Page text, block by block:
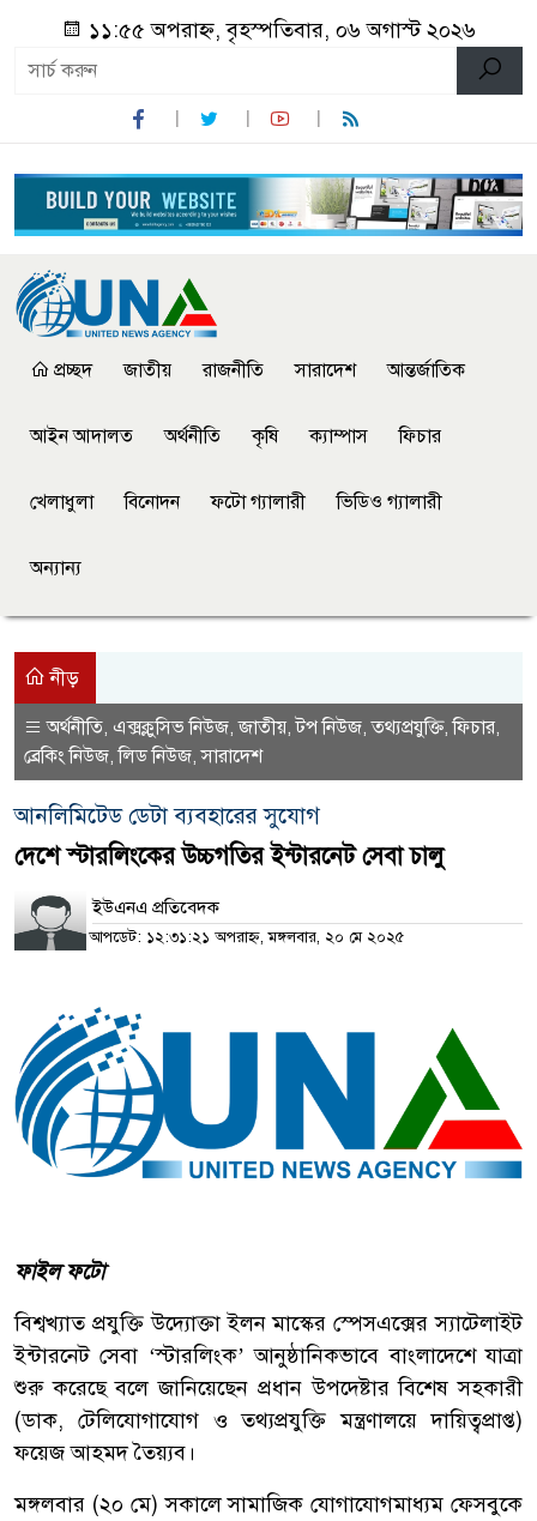
১১:৫৫ অপরাহ্ন, বৃহস্পতিবার, ০৬ অগাস্ট ২০২৬
প্রচ্ছদ জাতীয় রাজনীতি সারাদেশ আন্তর্জাতিক
আইন আদালত অর্থনীতি কৃষি ক্যাম্পাস ফিচার
খেলাধুলা বিনোদন ফটো গ্যালারী ভিডিও গ্যালারী
অন্যান্য
নীড়
অর্থনীতি, এক্সক্লুসিভ নিউজ,জাতীয়,টপ নিউজ,তথ্যপ্রযুক্তি,ফিচার,
ব্রেকিং নিউজ,লিড নিউজ,সারাদেশ
আনলিমিটেড ডেটা ব্যবহারের সুযোগ
দেশে স্টারলিংকের উচ্চগতির ইন্টারনেট সেবা চালু
ইউএনএ প্রতিবেদক
আপডেট: ১২:৩১:২১ অপরাহ্ন, মঙ্গলবার, ২০ মে ২০২৫
ফাইল ফটো
বিশ্বখ্যাত প্রযুক্তি উদ্যোক্তা ইলন মাস্কের স্পেসএক্সের স্যাটেলাইট
ইন্টারনেট সেবা ‘স্টারলিংক’ আনুষ্ঠানিকভাবে বাংলাদেশে যাত্রা
শুরু করেছে বলে জানিয়েছেন প্রধান উপদেষ্টার বিশেষ সহকারী
(ডাক, টেলিযোগাযোগ ও তথ্যপ্রযুক্তি মন্ত্রণালয়ে দায়িত্বপ্রাপ্ত)
ফয়েজ আহমদ তৈয়্যব।
মঙ্গলবার (২০ মে) সকালে সামাজিক যোগাযোগমাধ্যম ফেসবুকে